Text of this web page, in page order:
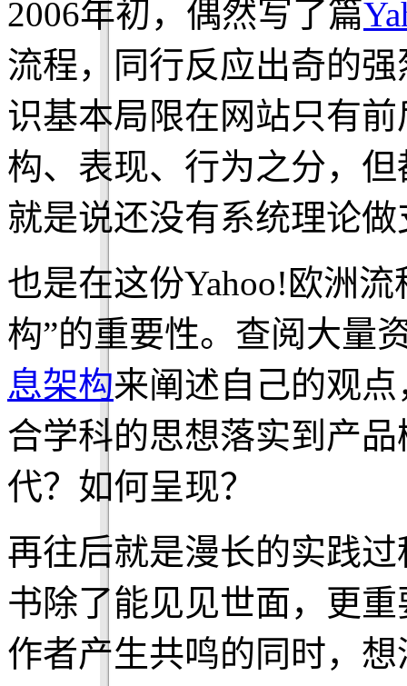
2006年初，偶然写了篇
流程，同行反应出奇的
识基本局限在网站只有
构、表现、行为之分，
就是说还没有系统理论做
也是在这份Yahoo!欧洲
构”的重要性。查阅大量
息架构来阐述自己的观
合学科的思想落实到产
代？如何呈现？
再往后就是漫长的实践
书除了能见见世面，更
作者产生共鸣的同时，